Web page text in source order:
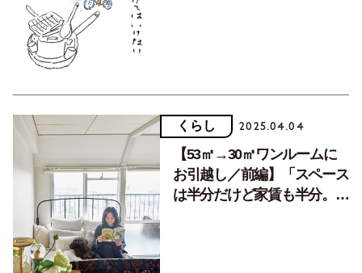
くらし 2025.04.04
【53㎡→30㎡ワンルームに
お引越し／前編】「スペース
は半分だけど家賃も半分。気